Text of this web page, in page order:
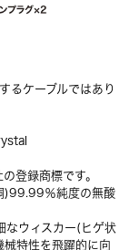
るケーブルではあり
登録商標です。
)99.99％純度の無酸
なウィスカー(ヒゲ状
特性を飛躍的に向